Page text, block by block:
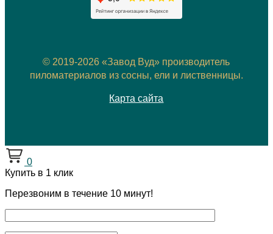
© 2019-2026 «Завод Вуд» производитель
пиломатериалов из сосны, ели и лиственницы.
Карта сайта
0
Купить в 1 клик
Перезвоним в течение 10 минут!